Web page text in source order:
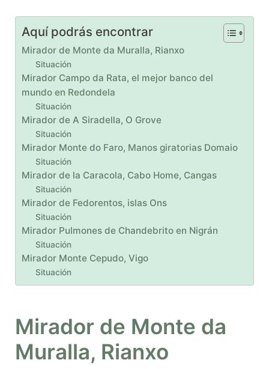
Aquí podrás encontrar
Mirador de Monte da Muralla, Rianxo
Situación
Mirador Campo da Rata, el mejor banco del
mundo en Redondela
Situación
Mirador de A Siradella, O Grove
Situación
Mirador Monte do Faro, Manos giratorias Domaio
Situación
Mirador de la Caracola, Cabo Home, Cangas
Situación
Mirador de Fedorentos, islas Ons
Situación
Mirador Pulmones de Chandebrito en Nigrán
Situación
Mirador Monte Cepudo, Vigo
Situación
Mirador de Monte da
Muralla, Rianxo